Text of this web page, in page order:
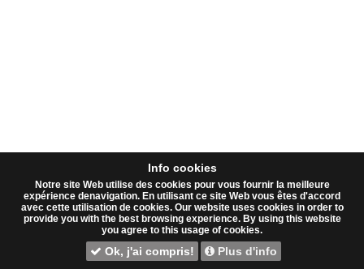
Info cookies
Notre site Web utilise des cookies pour vous fournir la meilleure
expérience denavigation. En utilisant ce site Web vous êtes d'accord
avec cette utilisation de cookies. Our website uses cookies in order to
provide you with the best browsing experience. By using this website
you agree to this usage of cookies.
Ok, j'ai compris! Plus d'info